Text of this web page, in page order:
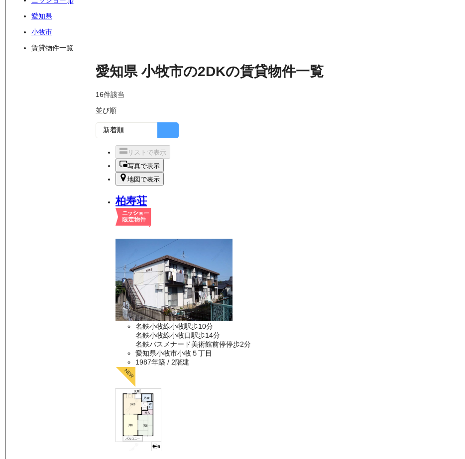
愛知県
小牧市
賃貸物件一覧
愛知県 小牧市の2DKの賃貸物件一覧
16件該当
並び順
リストで表示
写真で表示
地図で表示
柏寿荘
名鉄小牧線小牧駅歩10分
名鉄小牧線小牧口駅歩14分
名鉄バスメナード美術館前停停歩2分
愛知県小牧市小牧５丁目
1987年築 / 2階建